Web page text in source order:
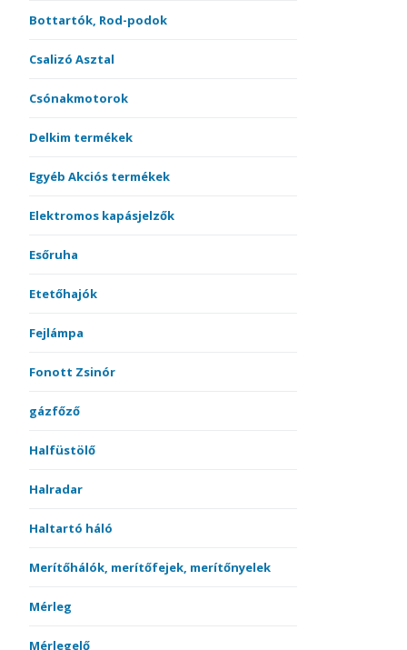
Bottartók, Rod-podok
Csalizó Asztal
Csónakmotorok
Delkim termékek
Egyéb Akciós termékek
Elektromos kapásjelzők
Esőruha
Etetőhajók
Fejlámpa
Fonott Zsinór
gázfőző
Halfüstölő
Halradar
Haltartó háló
Merítőhálók, merítőfejek, merítőnyelek
Mérleg
Mérlegelő